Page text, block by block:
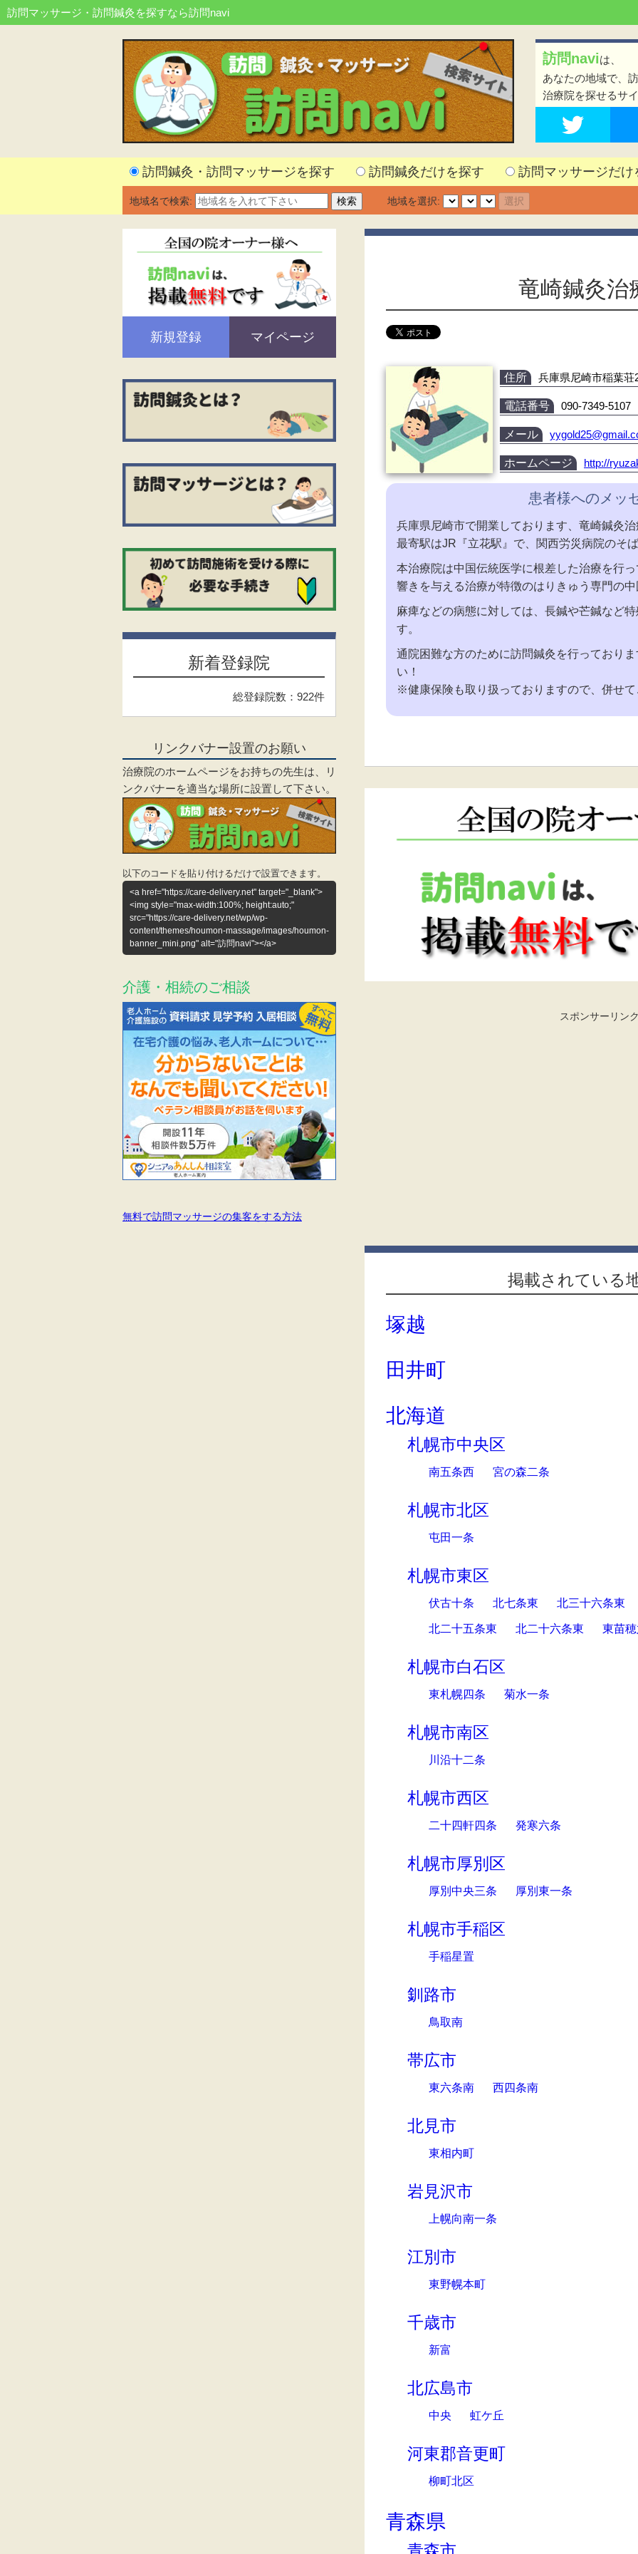
訪問マッサージ・訪問鍼灸を探すなら訪問navi
訪問naviは、
あなたの地域で、
治療院を探せるサ
訪問鍼灸・訪問マッサージを探す 訪問鍼灸だけを探す 訪問マッサージだけ
地域名で検索: 地域を選択:
竜崎鍼灸治
住所 兵庫県尼崎市稲葉荘
電話番号 090-7349-5107
メール
ホームページ http://
患者様へのメッ
兵庫県尼崎市で開業しております、竜崎鍼灸
最寄駅はJR『立花駅』で、関西労災病院のそ
本治療院は中国伝統医学に根差した治療を行
響きを与える治療が特徴のはりきゅう専門の
麻痺などの病態に対しては、長鍼や芒鍼など
す。
通院困難な方のために訪問鍼灸を行っており
い！
※健康保険も取り扱っておりますので、併せ
スポンサーリン
掲載されている
塚越
田井町
北海道
札幌市中央区
南五条西 宮の森二条
札幌市北区
屯田一条
札幌市東区
伏古十条 北七条東 北三十六条東
北二十五条東 北二十六条東 東苗
札幌市白石区
東札幌四条 菊水一条
札幌市南区
川沿十二条
札幌市西区
二十四軒四条 発寒六条
札幌市厚別区
厚別中央三条 厚別東一条
札幌市手稲区
手稲星置
釧路市
鳥取南
帯広市
東六条南 西四条南
北見市
東相内町
岩見沢市
上幌向南一条
江別市
東野幌本町
千歳市
新富
北広島市
中央 虹ケ丘
河東郡音更町
柳町北区
青森県
新規登録 マイページ
新着登録院
総登録院数：922件
リンクバナー設置のお願い
治療院のホームページをお持ちの先生は、リ
ンクバナーを適当な場所に設置して下さい。
以下のコードを貼り付けるだけで設置できます。
<a href="https://care-delivery.net" target="_blank">
<img style="max-width:100%; height:auto;"
src="https://care-delivery.net/wp/wp-
content/themes/houmon-massage/images/houmon-
banner_mini.png" alt="訪問navi"></a>
介護・相続のご相談
無料で訪問マッサージの集客をする方法